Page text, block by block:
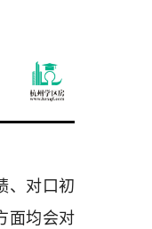
、对口初
面均会对